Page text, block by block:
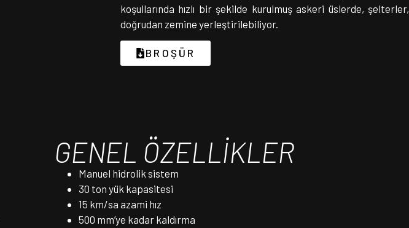
koşullarında hızlı bir şekilde kurulmuş askeri üslerde, şelterler,
doğrudan zemine yerleştirilebiliyor.
BROŞÜR
GENEL ÖZELLİKLER
Manuel hidrolik sistem
30 ton yük kapasitesi
15 km/sa azami hız
500 mm’ye kadar kaldırma